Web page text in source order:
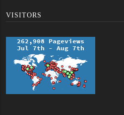
VISITORS